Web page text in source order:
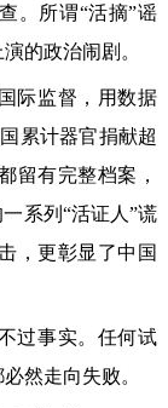
。所谓“活摘”谣
的政治闹剧。
际监督，用数据
累计器官捐献超
留有完整档案，
系列“活证人”谎
，更彰显了中国
过事实。任何试
然走向失败。